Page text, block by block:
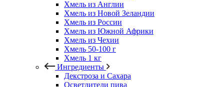
Хмель из Англии
Хмель из Новой Зеландии
Хмель из России
Хмель из Южной Африки
Хмель из Чехии
Хмель 50-100 г
Хмель 1 кг
Ингредиенты
Декстроза и Сахара
Осветлители пива